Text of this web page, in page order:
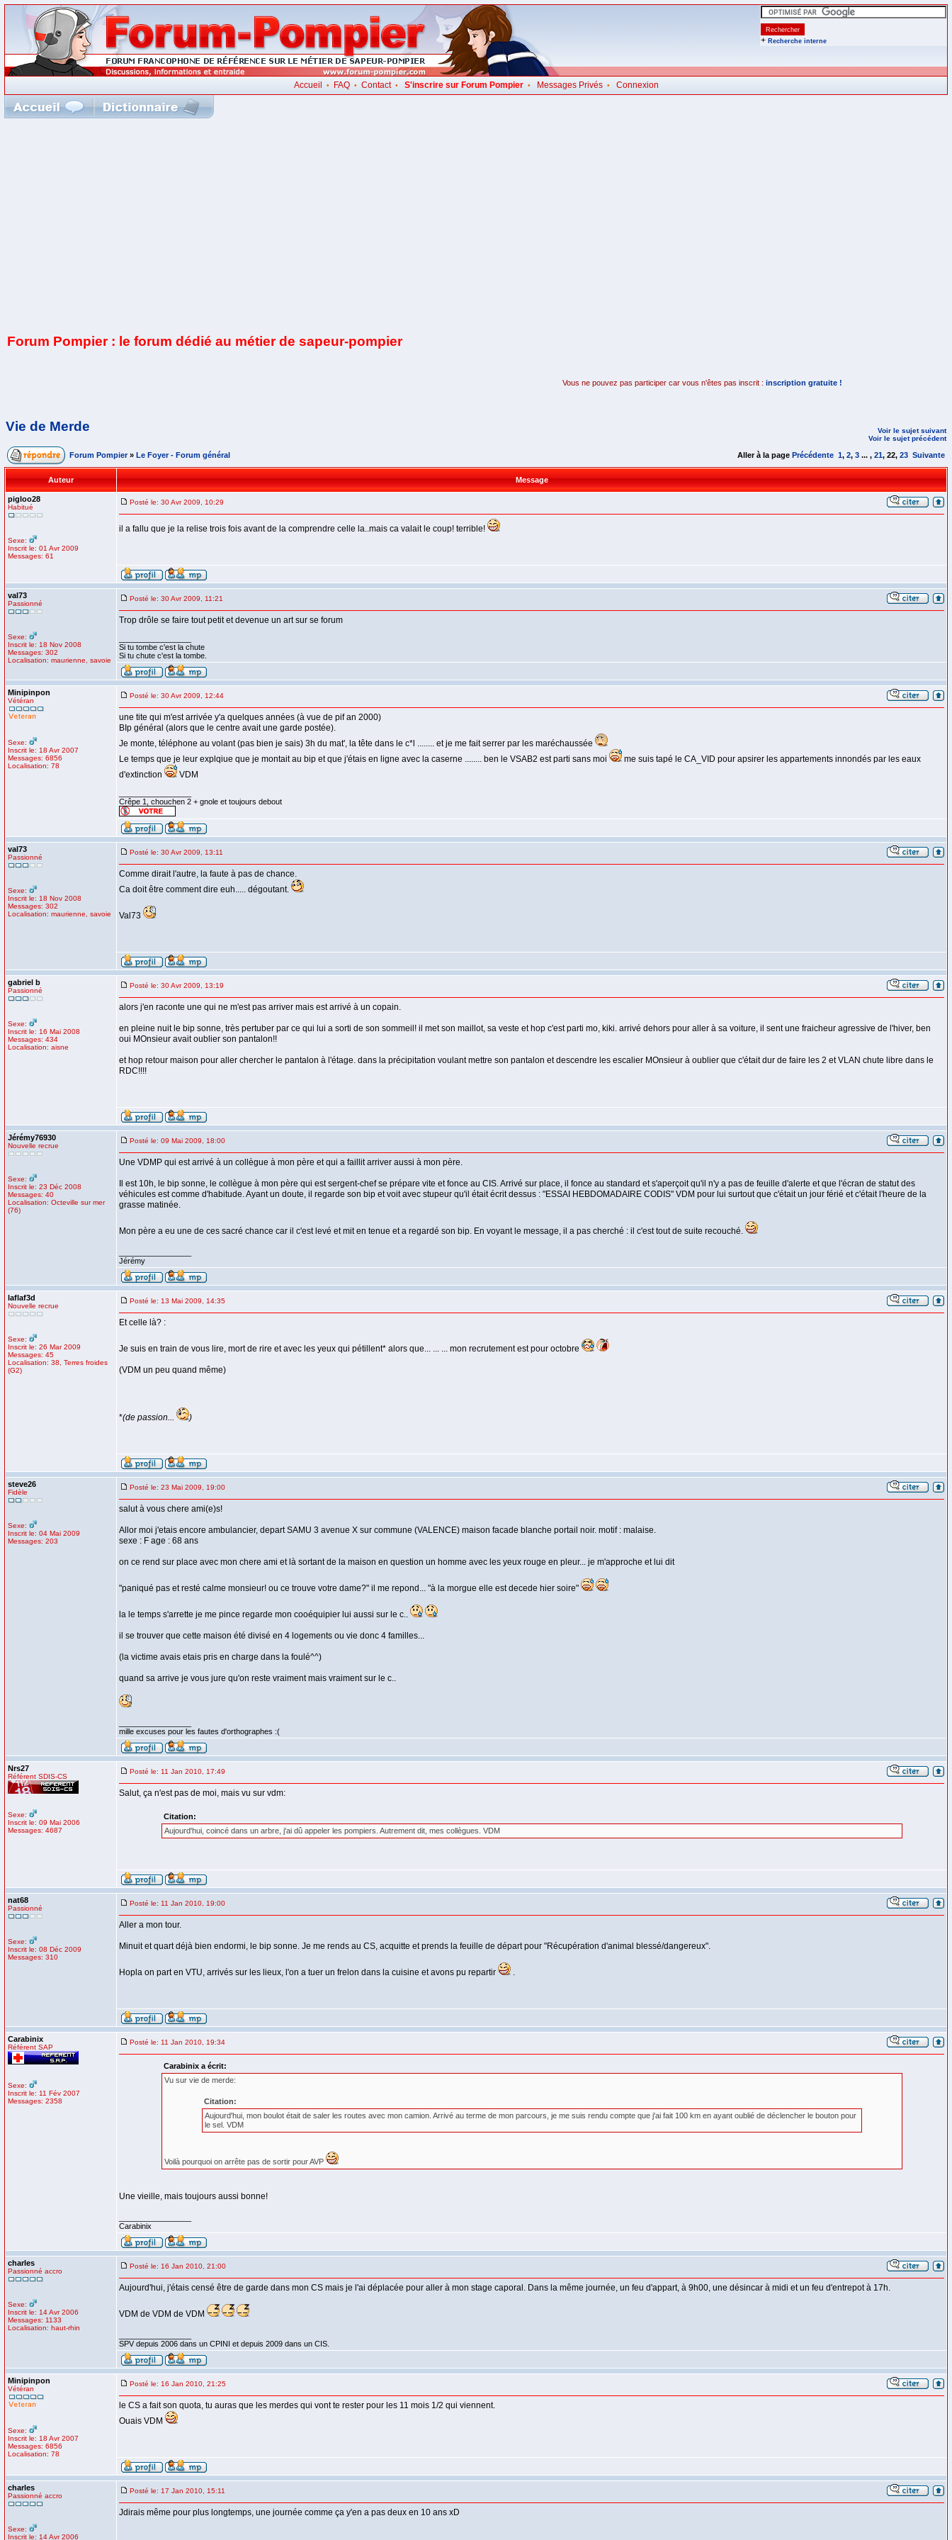
+ Recherche interne
Accueil • FAQ• Contact• S'inscrire sur Forum Pompier• Messages Privés• Connexion
Forum Pompier : le forum dédié au métier de sapeur-pompier
Vous ne pouvez pas participer car vous n'êtes pas inscrit : inscription gratuite !
Vie de Merde
Voir le sujet suivant
Voir le sujet précédent
Forum Pompier » Le Foyer - Forum général Aller à la page Précédente 1, 2, 3 ... , 21, 22, 23 Suivante
Auteur Message
pigloo28
Habitué
Sexe:
Inscrit le: 01 Avr 2009
Messages: 61
Posté le: 30 Avr 2009, 10:29
il a fallu que je la relise trois fois avant de la comprendre celle la..mais ca valait le coup! terrible!
val73
Passionné
Sexe:
Inscrit le: 18 Nov 2008
Messages: 302
Localisation: maurienne, savoie
Posté le: 30 Avr 2009, 11:21
Trop drôle se faire tout petit et devenue un art sur se forum
Si tu tombe c'est la chute
Si tu chute c'est la tombe.
Minipinpon
Vétéran
Sexe:
Inscrit le: 18 Avr 2007
Messages: 6856
Localisation: 78
Posté le: 30 Avr 2009, 12:44
une tite qui m'est arrivée y'a quelques années (à vue de pif an 2000)
BIp général (alors que le centre avait une garde postée).
Je monte, téléphone au volant (pas bien je sais) 3h du mat', la tête dans le c*l ........ et je me fait serrer par les maréchaussée
Le temps que je leur explqiue que je montait au bip et que j'étais en ligne avec la caserne ........ ben le VSAB2 est parti sans moi
me suis tapé le CA_VID pour apsirer les appartements innondés par les eaux
d'extinction
VDM
Crêpe 1, chouchen 2 + gnole et toujours debout
val73
Passionné
Sexe:
Inscrit le: 18 Nov 2008
Messages: 302
Localisation: maurienne, savoie
Posté le: 30 Avr 2009, 13:11
Comme dirait l'autre, la faute à pas de chance.
Ca doit être comment dire euh..... dégoutant.
Val73
gabriel b
Passionné
Sexe:
Inscrit le: 16 Mai 2008
Messages: 434
Localisation: aisne
Posté le: 30 Avr 2009, 13:19
alors j'en raconte une qui ne m'est pas arriver mais est arrivé à un copain.
en pleine nuit le bip sonne, très pertuber par ce qui lui a sorti de son sommeil! il met son maillot, sa veste et hop c'est parti mo, kiki. arrivé dehors pour aller à sa voiture, il sent une fraicheur agressive de l'hiver, ben
oui MOnsieur avait oublier son pantalon!!
et hop retour maison pour aller chercher le pantalon à l'étage. dans la précipitation voulant mettre son pantalon et descendre les escalier MOnsieur à oublier que c'était dur de faire les 2 et VLAN chute libre dans le
RDC!!!!
Jérémy76930
Nouvelle recrue
Sexe:
Inscrit le: 23 Déc 2008
Messages: 40
Localisation: Octeville sur mer
(76)
Posté le: 09 Mai 2009, 18:00
Une VDMP qui est arrivé à un collègue à mon père et qui a faillit arriver aussi à mon père.
Il est 10h, le bip sonne, le collègue à mon père qui est sergent-chef se prépare vite et fonce au CIS. Arrivé sur place, il fonce au standard et s'aperçoit qu'il n'y a pas de feuille d'alerte et que l'écran de statut des
véhicules est comme d'habitude. Ayant un doute, il regarde son bip et voit avec stupeur qu'il était écrit dessus : "ESSAI HEBDOMADAIRE CODIS" VDM pour lui surtout que c'était un jour férié et c'était l'heure de la
grasse matinée.
Mon père a eu une de ces sacré chance car il c'est levé et mit en tenue et a regardé son bip. En voyant le message, il a pas cherché : il c'est tout de suite recouché.
Jérémy
laflaf3d
Nouvelle recrue
Sexe:
Inscrit le: 26 Mar 2009
Messages: 45
Localisation: 38, Terres froides
(G2)
Posté le: 13 Mai 2009, 14:35
Et celle là? :
Je suis en train de vous lire, mort de rire et avec les yeux qui pétillent* alors que... ... ... mon recrutement est pour octobre
(VDM un peu quand même)
*(de passion... )
steve26
Fidèle
Sexe:
Inscrit le: 04 Mai 2009
Messages: 203
Posté le: 23 Mai 2009, 19:00
salut à vous chere ami(e)s!
Allor moi j'etais encore ambulancier, depart SAMU 3 avenue X sur commune (VALENCE) maison facade blanche portail noir. motif : malaise.
sexe : F age : 68 ans
on ce rend sur place avec mon chere ami et là sortant de la maison en question un homme avec les yeux rouge en pleur... je m'approche et lui dit
"paniqué pas et resté calme monsieur! ou ce trouve votre dame?" il me repond... "à la morgue elle est decede hier soire"
la le temps s'arrette je me pince regarde mon cooéquipier lui aussi sur le c..
il se trouver que cette maison été divisé en 4 logements ou vie donc 4 familles...
(la victime avais etais pris en charge dans la foulé^^)
quand sa arrive je vous jure qu'on reste vraiment mais vraiment sur le c..
mille excuses pour les fautes d'orthographes :(
Nrs27
Référent SDIS-CS
Sexe:
Inscrit le: 09 Mai 2006
Messages: 4687
Posté le: 11 Jan 2010, 17:49
Salut, ça n'est pas de moi, mais vu sur vdm:
Citation:
Aujourd'hui, coincé dans un arbre, j'ai dû appeler les pompiers. Autrement dit, mes collègues. VDM
nat68
Passionné
Sexe:
Inscrit le: 08 Déc 2009
Messages: 310
Posté le: 11 Jan 2010, 19:00
Aller a mon tour.
Minuit et quart déjà bien endormi, le bip sonne. Je me rends au CS, acquitte et prends la feuille de départ pour "Récupération d'animal blessé/dangereux".
Hopla on part en VTU, arrivés sur les lieux, l'on a tuer un frelon dans la cuisine et avons pu repartir .
Carabinix
Référent SAP
Sexe:
Inscrit le: 11 Fév 2007
Messages: 2358
Posté le: 11 Jan 2010, 19:34
Carabinix a écrit:
Vu sur vie de merde:
Citation:
Aujourd'hui, mon boulot était de saler les routes avec mon camion. Arrivé au terme de mon parcours, je me suis rendu compte que j'ai fait 100 km en ayant oublié de déclencher le bouton pour
le sel. VDM
Voilà pourquoi on arrête pas de sortir pour AVP
Une vieille, mais toujours aussi bonne!
Carabinix
charles
Passionné accro
Sexe:
Inscrit le: 14 Avr 2006
Messages: 1133
Localisation: haut-rhin
Posté le: 16 Jan 2010, 21:00
Aujourd'hui, j'étais censé être de garde dans mon CS mais je l'ai déplacée pour aller à mon stage caporal. Dans la même journée, un feu d'appart, à 9h00, une désincar à midi et un feu d'entrepot à 17h.
VDM de VDM de VDM
SPV depuis 2006 dans un CPINI et depuis 2009 dans un CIS.
Minipinpon
Vétéran
Sexe:
Inscrit le: 18 Avr 2007
Messages: 6856
Localisation: 78
Posté le: 16 Jan 2010, 21:25
le CS a fait son quota, tu auras que les merdes qui vont te rester pour les 11 mois 1/2 qui viennent.
Ouais VDM
charles
Passionné accro
Sexe:
Inscrit le: 14 Avr 2006
Posté le: 17 Jan 2010, 15:11
Jdirais même pour plus longtemps, une journée comme ça y'en a pas deux en 10 ans xD